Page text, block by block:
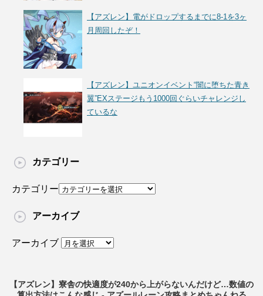
【アズレン】電がドロップするまでに8-1を3ヶ
月周回したぞ！
【アズレン】ユニオンイベント“闇に堕ちた青き
翼”EXステージもう1000回ぐらいチャレンジし
ているな
カテゴリー
カテゴリー
アーカイブ
アーカイブ
【アズレン】寮舎の快適度が240から上がらないんだけど…数値の